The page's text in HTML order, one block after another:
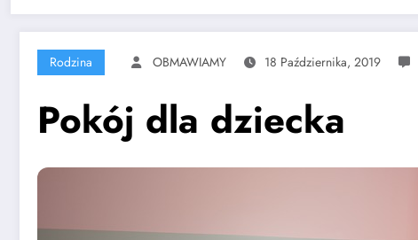
Rodzina OBMAWIAMY 18 Października, 2019
Pokój dla dziecka